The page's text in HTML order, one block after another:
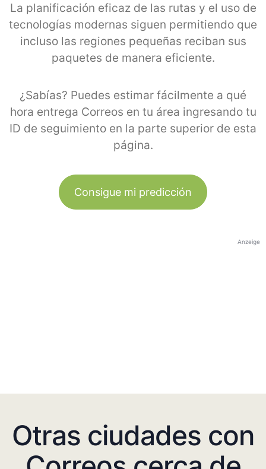
La planificación eficaz de las rutas y el uso de
tecnologías modernas siguen permitiendo que
incluso las regiones pequeñas reciban sus
paquetes de manera eficiente.
¿Sabías? Puedes estimar fácilmente a qué
hora entrega Correos en tu área ingresando tu
ID de seguimiento en la parte superior de esta
página.
Consigue mi predicción
Anzeige
Otras ciudades con